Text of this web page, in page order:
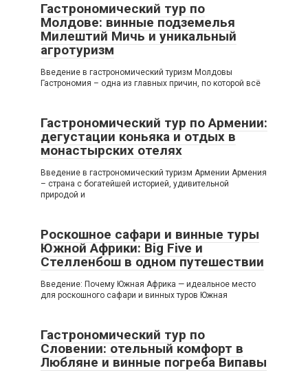
Гастрономический тур по
Молдове: винные подземелья
Милештий Мичь и уникальный
агротуризм
Введение в гастрономический туризм Молдовы
Гастрономия – одна из главных причин, по которой всё
Гастрономический тур по Армении:
дегустации коньяка и отдых в
монастырских отелях
Введение в гастрономический туризм Армении Армения
– страна с богатейшей историей, удивительной
природой и
Роскошное сафари и винные туры
Южной Африки: Big Five и
Стелленбош в одном путешествии
Введение: Почему Южная Африка — идеальное место
для роскошного сафари и винных туров Южная
Гастрономический тур по
Словении: отельный комфорт в
Любляне и винные погреба Випавы